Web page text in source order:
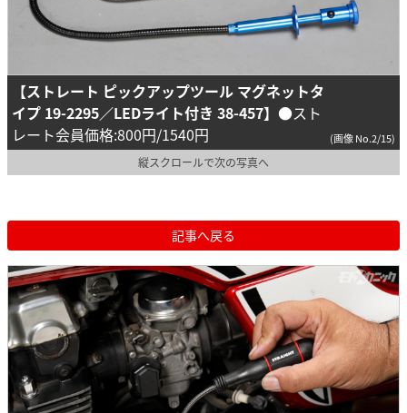
【ストレート ピックアップツール マグネットタ
イプ 19-2295／LEDライト付き 38-457】 ●スト
レート会員価格:800円/1540円
(画像 No.2/15)
縦スクロールで次の写真へ
記事へ戻る